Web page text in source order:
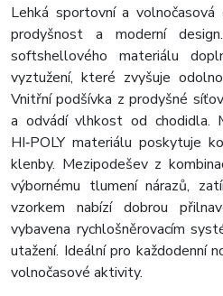
Lehká sportovní a
prodyšnost a moderní
softshellového materiálu
vyztužení, které zvyšuje
Vnitřní podšívka z prodyšné
a odvádí vlhkost od chodidla.
HI‑POLY materiálu poskytuje
klenby. Mezipodešev z
výbornému tlumení nárazů,
vzorkem nabízí dobrou
vybavena rychlošněrovacím
utažení. Ideální pro každodenní
volnočasové aktivity.